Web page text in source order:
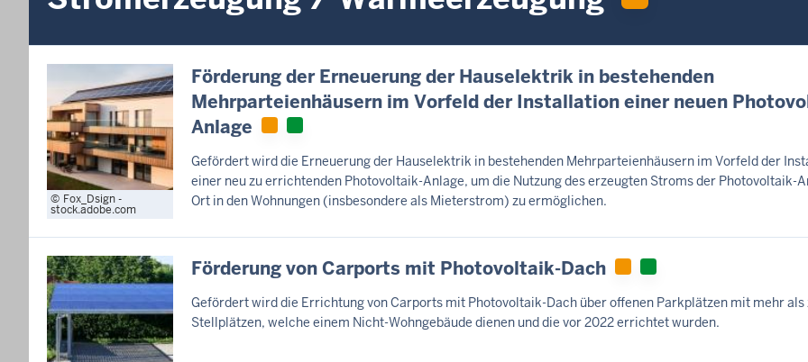
Fox_Dsign -
stock.adobe.com
Förderung der Erneuerung der Hauselektrik in bestehenden
Mehrparteienhäusern im Vorfeld der Installation einer neuen
Anlage
Gefördert wird die Erneuerung der Hauselektrik in bestehenden Mehrparteienhäusern im Vorfeld der
einer neu zu errichtenden Photovoltaik-Anlage, um die Nutzung des erzeugten Stroms der Photovoltaik-
Ort in den Wohnungen (insbesondere als Mieterstrom) zu ermöglichen.
Förderung von Carports mit Photovoltaik-Dach
Gefördert wird die Errichtung von Carports mit Photovoltaik-Dach über offenen Parkplätzen mit mehr als
Stellplätzen, welche einem Nicht-Wohngebäude dienen und die vor 2022 errichtet wurden.